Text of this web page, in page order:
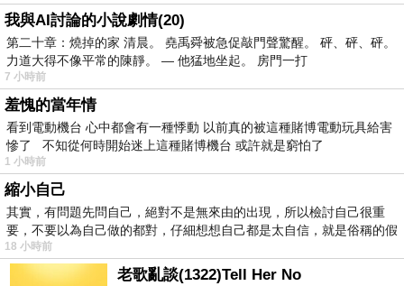
重複移動
低決策工作
現在亞洲已經很多：
送餐機器人
軌道送餐
智慧餐車
未來甚至可能：
桌邊AI語音互動
自動收盤機器人
真人外場可能只剩：
我與AI討論的小說劇情(20)
第二十章：燒掉的家 清晨。 堯禹舜被急促敲門聲驚醒。 砰、砰、砰。
力道大得不像平常的陳靜。 — 他猛地坐起。 房門一打
7 小時前
羞愧的當年情
看到電動機台 心中都會有一種悸動 以前真的被這種賭博電動玩具給害
慘了 不知從何時開始迷上這種賭博機台 或許就是窮怕了
1 小時前
縮小自己
其實，有問題先問自己，絕對不是無來由的出現，所以檢討自己很重
要，不要以為自己做的都對，仔細想想自己都是太自信，就是俗稱的假
18 小時前
老歌亂談(1322)Tell Her No